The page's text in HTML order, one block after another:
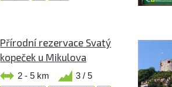
Přírodní rezervace Svatý
kopeček u Mikulova
2 - 5 km 3 / 5